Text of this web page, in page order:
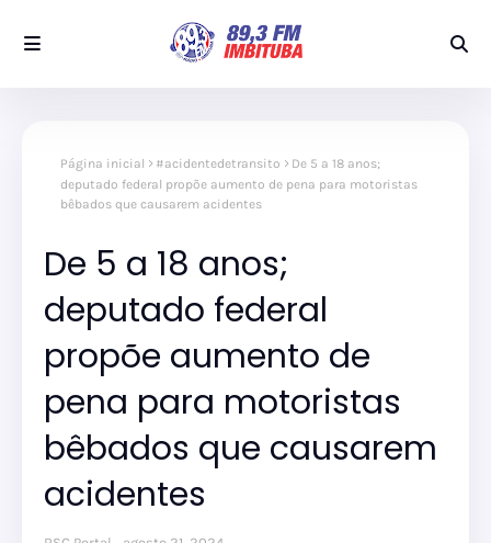
Página inicial #acidentedetransito
De 5 a 18 anos;
deputado federal propõe aumento de pena para motoristas
bêbados que causarem acidentes
De 5 a 18 anos;
deputado federal
propõe aumento de
pena para motoristas
bêbados que causarem
acidentes